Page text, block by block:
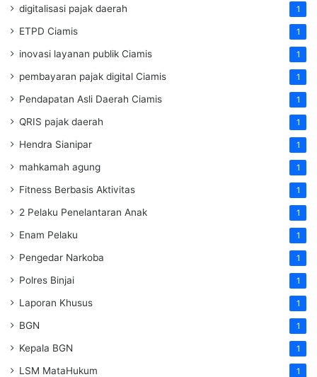
digitalisasi pajak daerah 1
ETPD Ciamis 1
inovasi layanan publik Ciamis 1
pembayaran pajak digital Ciamis 1
Pendapatan Asli Daerah Ciamis 1
QRIS pajak daerah 1
Hendra Sianipar 1
mahkamah agung 1
Fitness Berbasis Aktivitas 1
2 Pelaku Penelantaran Anak 1
Enam Pelaku 1
Pengedar Narkoba 1
Polres Binjai 1
Laporan Khusus 1
BGN 1
Kepala BGN 1
LSM MataHukum 1